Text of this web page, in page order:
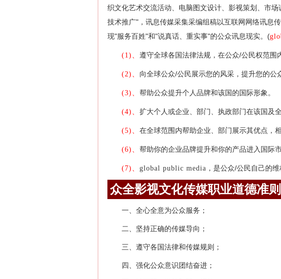
织文化艺术交流活动、电脑图文设计、影视策划、市
技术推广"，讯息传媒采集采编组稿以互联网网络讯息
现"服务百姓"和"说真话、重实事"的公众讯息现实。(
(1)、 遵守全球各国法律法规，在公众/公民权范围
(2)、 向全球公众/公民展示您的风采，提升您的公
(3)、 帮助公众提升个人品牌和该国的国际形象。
(4)、 扩大个人或企业、部门、执政部门在该国及
(5)、 在全球范围内帮助企业、部门展示其优点，相
(6)、 帮助你的企业品牌提升和你的产品进入国际
(7)、 global public media ，是公众/公民自己的维
众全影视文化传媒职业道德准则
一、全心全意为公众服务；
二、坚持正确的传媒导向；
三、遵守各国法律和传媒规则；
四、强化公众意识团结奋进；